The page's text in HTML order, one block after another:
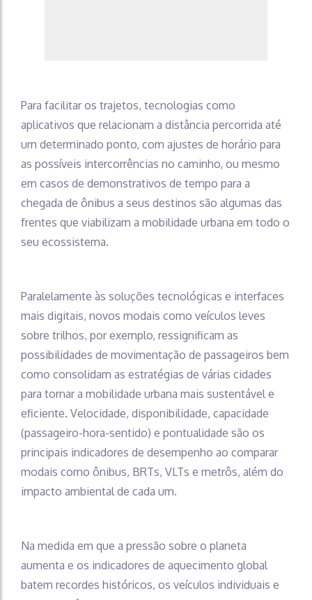
Para facilitar os trajetos, tecnologias como
aplicativos que relacionam a distância percorrida até
um determinado ponto, com ajustes de horário para
as possíveis intercorrências no caminho, ou mesmo
em casos de demonstrativos de tempo para a
chegada de ônibus a seus destinos são algumas das
frentes que viabilizam a mobilidade urbana em todo o
seu ecossistema.
Paralelamente às soluções tecnológicas e interfaces
mais digitais, novos modais como veículos leves
sobre trilhos, por exemplo, ressignificam as
possibilidades de movimentação de passageiros bem
como consolidam as estratégias de várias cidades
para tornar a mobilidade urbana mais sustentável e
eficiente. Velocidade, disponibilidade, capacidade
(passageiro-hora-sentido) e pontualidade são os
principais indicadores de desempenho ao comparar
modais como ônibus, BRTs, VLTs e metrôs, além do
impacto ambiental de cada um.
Na medida em que a pressão sobre o planeta
aumenta e os indicadores de aquecimento global
batem recordes históricos, os veículos individuais e